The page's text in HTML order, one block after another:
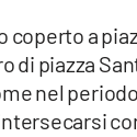
a
di piazza
nel